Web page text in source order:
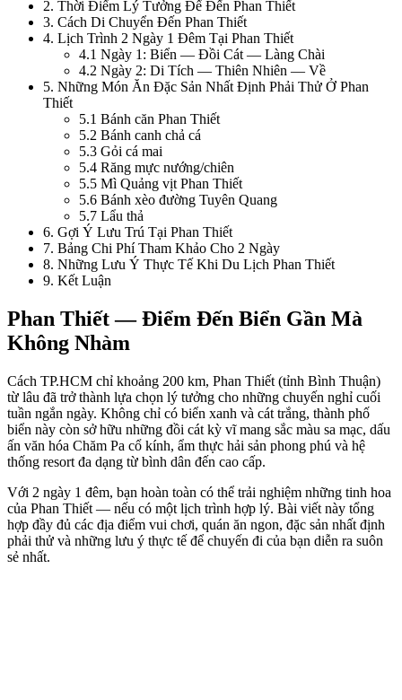
2. Thời Điểm Lý Tưởng Để Đến Phan Thiết
3. Cách Di Chuyển Đến Phan Thiết
4. Lịch Trình 2 Ngày 1 Đêm Tại Phan Thiết
4.1 Ngày 1: Biển — Đồi Cát — Làng Chài
4.2 Ngày 2: Di Tích — Thiên Nhiên — Về
5. Những Món Ăn Đặc Sản Nhất Định Phải Thử Ở Phan
Thiết
5.1 Bánh căn Phan Thiết
5.2 Bánh canh chả cá
5.3 Gỏi cá mai
5.4 Răng mực nướng/chiên
5.5 Mì Quảng vịt Phan Thiết
5.6 Bánh xèo đường Tuyên Quang
5.7 Lẩu thả
6. Gợi Ý Lưu Trú Tại Phan Thiết
7. Bảng Chi Phí Tham Khảo Cho 2 Ngày
8. Những Lưu Ý Thực Tế Khi Du Lịch Phan Thiết
9. Kết Luận
Phan Thiết — Điểm Đến Biển Gần Mà
Không Nhàm
Cách TP.HCM chỉ khoảng 200 km, Phan Thiết (tỉnh Bình Thuận)
từ lâu đã trở thành lựa chọn lý tưởng cho những chuyến nghỉ cuối
tuần ngắn ngày. Không chỉ có biển xanh và cát trắng, thành phố
biển này còn sở hữu những đồi cát kỳ vĩ mang sắc màu sa mạc, dấu
ấn văn hóa Chăm Pa cổ kính, ẩm thực hải sản phong phú và hệ
thống resort đa dạng từ bình dân đến cao cấp.
Với 2 ngày 1 đêm, bạn hoàn toàn có thể trải nghiệm những tinh hoa
của Phan Thiết — nếu có một lịch trình hợp lý. Bài viết này tổng
hợp đầy đủ các địa điểm vui chơi, quán ăn ngon, đặc sản nhất định
phải thử và những lưu ý thực tế để chuyến đi của bạn diễn ra suôn
sẻ nhất.